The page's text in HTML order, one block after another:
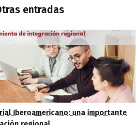
entradas
Iberoamericano: una importante